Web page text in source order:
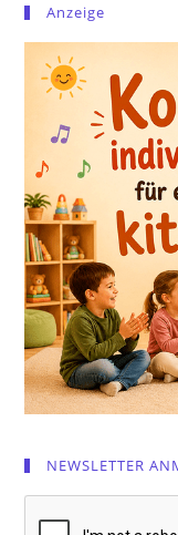
Anzeige
NEWSLETTER